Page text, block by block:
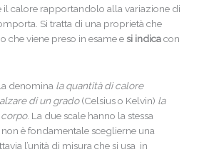
il calore rapportandolo alla variazione di
Si tratta di una proprietà che
che viene preso in esame esi indicacon
denomina la quantità di calore
di un grado(Celsius o Kelvin) la
. La due scale hanno la stessa
è fondamentale sceglierne una
l’unità di misura che si usa in